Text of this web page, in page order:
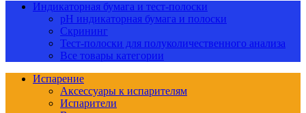
Индикаторная бумага и тест-полоски
pH индикаторная бумага и полоски
Скрининг
Тест-полоски для полуколичественного анализа
Все товары категории
Испарение
Аксессуары к испарителям
Испарители